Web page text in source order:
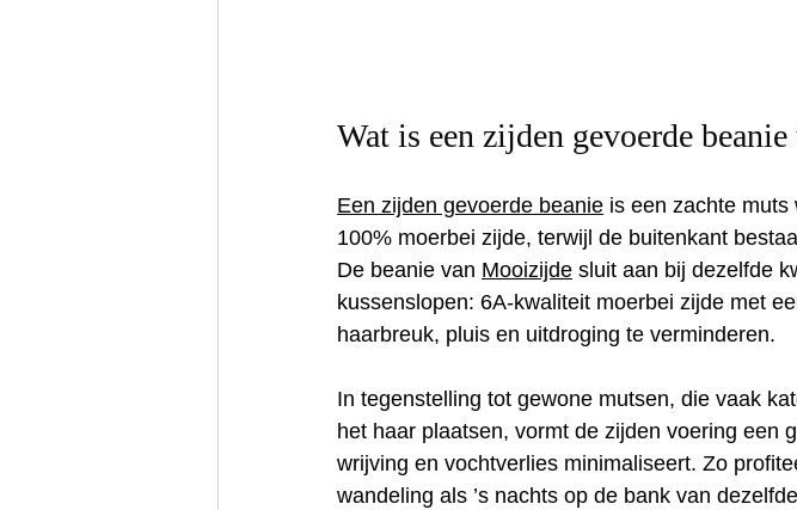
Wat is een zijden gevoerde
Een zijden gevoerde beanie is een zachte
100% moerbei zijde, terwijl de buitenkant
De beanie van Mooizijde sluit aan bij dezelfde
kussenslopen: 6A‑kwaliteit moerbei zijde met
haarbreuk, pluis en uitdroging te verminderen.
In tegenstelling tot gewone mutsen, die vaak
het haar plaatsen, vormt de zijden voering een
wrijving en vochtverlies minimaliseert. Zo
wandeling als ’s nachts op de bank van